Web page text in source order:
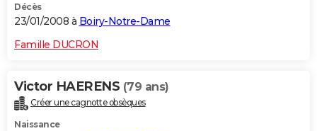
Décès
23/01/2008 à Boiry-Notre-Dame
Famille DUCRON
Victor HAERENS (79 ans)
Créer une cagnotte obsèques
Naissance